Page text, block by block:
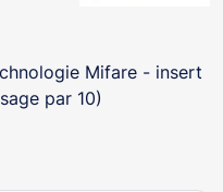
Mifare - insert
par 10)